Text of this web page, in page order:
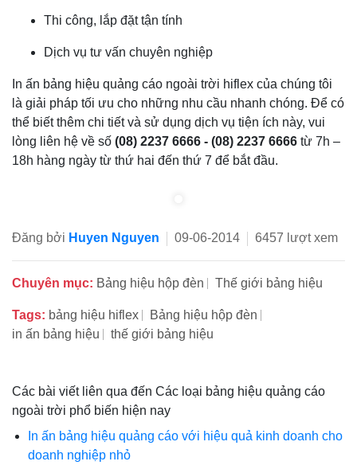
Thi công, lắp đặt tận tính
Dịch vụ tư vấn chuyên nghiệp
In ấn bảng hiệu quảng cáo ngoài trời hiflex của chúng tôi
là giải pháp tối ưu cho những nhu cầu nhanh chóng. Để có
thể biết thêm chi tiết và sử dụng dịch vụ tiện ích này, vui
lòng liên hệ về số (08) 2237 6666 - (08) 2237 6666 từ 7h –
18h hàng ngày từ thứ hai đến thứ 7 để bắt đầu.
Đăng bởi Huyen Nguyen 09-06-2014 6457 lượt xem
Chuyên mục: Bảng hiệu hộp đèn Thế giới bảng hiệu
Tags: bảng hiệu hiflex
Bảng hiệu hộp đèn
in ấn bảng hiệu
thế giới bảng hiệu
Các bài viết liên qua đến Các loại bảng hiệu quảng cáo
ngoài trời phổ biến hiện nay
In ấn bảng hiệu quảng cáo với hiệu quả kinh doanh cho
doanh nghiệp nhỏ